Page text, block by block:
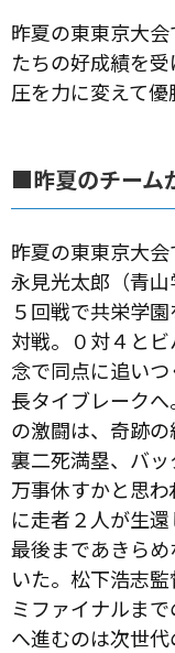
昨夏の東東京大
たちの好成績を
圧を力に変えて優
■昨夏のチーム
昨夏の東東京大
永見光太郎（青山
５回戦で共栄学
対戦。０対４と
念で同点に追い
長タイブレーク
の激闘は、奇跡
裏二死満塁、バ
万事休すかと思
に走者２人が生還
最後まであきら
いた。松下浩志
ミファイナルま
へ進むのは次世代